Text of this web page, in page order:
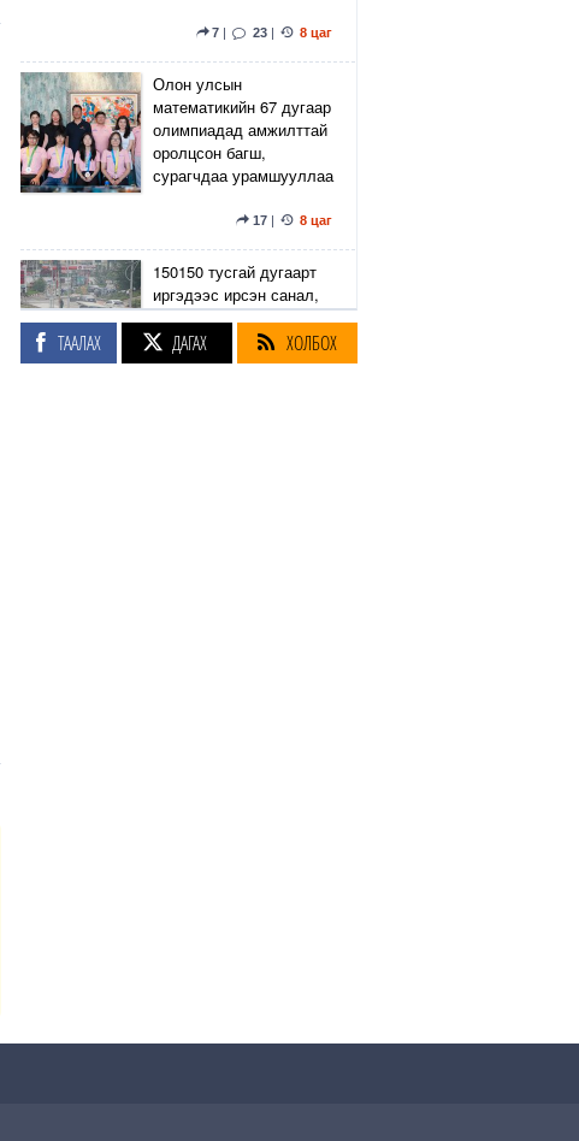
7 | 23 | 8 цаг
Олон улсын
математикийн 67 дугаар
олимпиадад амжилттай
оролцсон багш,
сурагчдаа урамшууллаа
17| 8 цаг
150150 тусгай дугаарт
иргэдээс ирсэн санал,
гомдлыг нийслэлийн
эрх бүхий 23 албан
тушаалтан хэрхэн
Орон сууц, нийтийн аж
ТААЛАХ ДАГАХ ХОЛБОХ